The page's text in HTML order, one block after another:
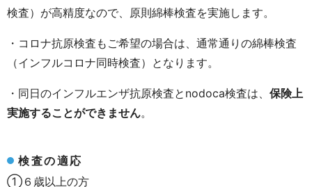
検査）が高精度なので、原則綿棒検査を実施します。
・コロナ抗原検査もご希望の場合は、通常通りの綿棒検査
（インフルコロナ同時検査）となります。
・同日のインフルエンザ抗原検査と nodoca検査は、 保険上
実施することができません。
検査の適応
①６歳以上の方